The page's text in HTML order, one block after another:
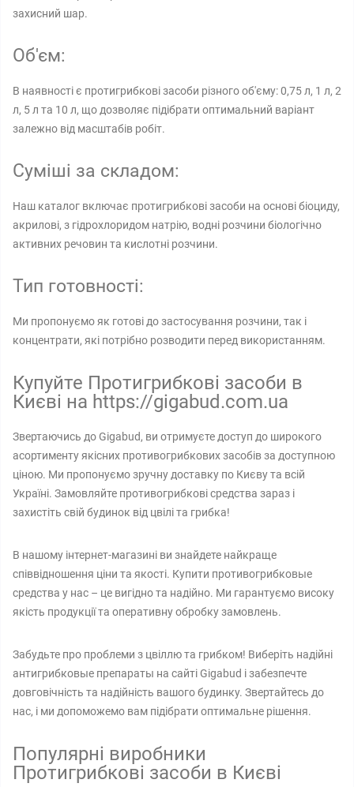
захисний шар.
Об'єм:
В наявності є протигрибкові засоби різного об'єму: 0,75 л, 1 л, 2
л, 5 л та 10 л, що дозволяє підібрати оптимальний варіант
залежно від масштабів робіт.
Суміші за складом:
Наш каталог включає протигрибкові засоби на основі біоциду,
акрилові, з гідрохлоридом натрію, водні розчини біологічно
активних речовин та кислотні розчини.
Тип готовності:
Ми пропонуємо як готові до застосування розчини, так і
концентрати, які потрібно розводити перед використанням.
Купуйте Протигрибкові засоби в
Києві на https://gigabud.com.ua
Звертаючись до Gigabud, ви отримуєте доступ до широкого
асортименту якісних противогрибкових засобів за доступною
ціною. Ми пропонуємо зручну доставку по Києву та всій
Україні. Замовляйте противогрибкові средства зараз і
захистіть свій будинок від цвілі та грибка!
В нашому інтернет-магазині ви знайдете найкраще
співвідношення ціни та якості. Купити противогрибковые
средства у нас – це вигідно та надійно. Ми гарантуємо високу
якість продукції та оперативну обробку замовлень.
Забудьте про проблеми з цвіллю та грибком! Виберіть надійні
антигрибковые препараты на сайті Gigabud і забезпечте
довговічність та надійність вашого будинку. Звертайтесь до
нас, і ми допоможемо вам підібрати оптимальне рішення.
Популярні виробники
Протигрибкові засоби в Києві